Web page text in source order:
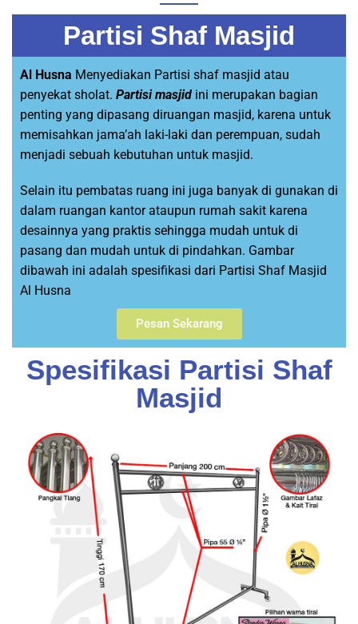
Partisi Shaf Masjid
Al Husna Menyediakan Partisi shaf masjid atau
penyekat sholat. Partisi masjid ini merupakan bagian
penting yang dipasang diruangan masjid, karena untuk
memisahkan jama’ah laki-laki dan perempuan, sudah
menjadi sebuah kebutuhan untuk masjid.
Selain itu pembatas ruang ini juga banyak di gunakan di
dalam ruangan kantor ataupun rumah sakit karena
desainnya yang praktis sehingga mudah untuk di
pasang dan mudah untuk di pindahkan. Gambar
dibawah ini adalah spesifikasi dari Partisi Shaf Masjid
Al Husna
Pesan Sekarang
Spesifikasi Partisi Shaf
Masjid